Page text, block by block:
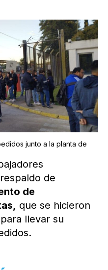
junto a la planta de
de
de
que se hicieron
llevar su